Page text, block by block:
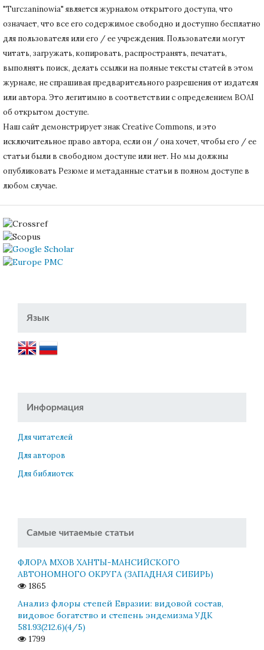
"Turczaninowia" является журналом открытого доступа, что
означает, что все его содержимое свободно и доступно бесплатно
для пользователя или его / ее учреждения. Пользователи могут
читать, загружать, копировать, распространять, печатать,
выполнять поиск, делать ссылки на полные тексты статей в этом
журнале, не спрашивая предварительного разрешения от издателя
или автора. Это легитимно в соответствии с определением BOAI
об открытом доступе.
Наш сайт демонстрирует знак Creative Commons, и это
исключительное право автора, если он / она хочет, чтобы его / ее
статьи были в свободном доступе или нет. Но мы должны
опубликовать Резюме и метаданные статьи в полном доступе в
любом случае.
Язык
Информация
Для читателей
Для авторов
Для библиотек
Самые читаемые статьи
ФЛОРА МХОВ ХАНТЫ-МАНСИЙСКОГО
АВТОНОМНОГО ОКРУГА (ЗАПАДНАЯ СИБИРЬ)
1865
Анализ флоры степей Евразии: видовой состав,
видовое богатство и степень эндемизма УДК
581.93(212.6)(4/5)
1799